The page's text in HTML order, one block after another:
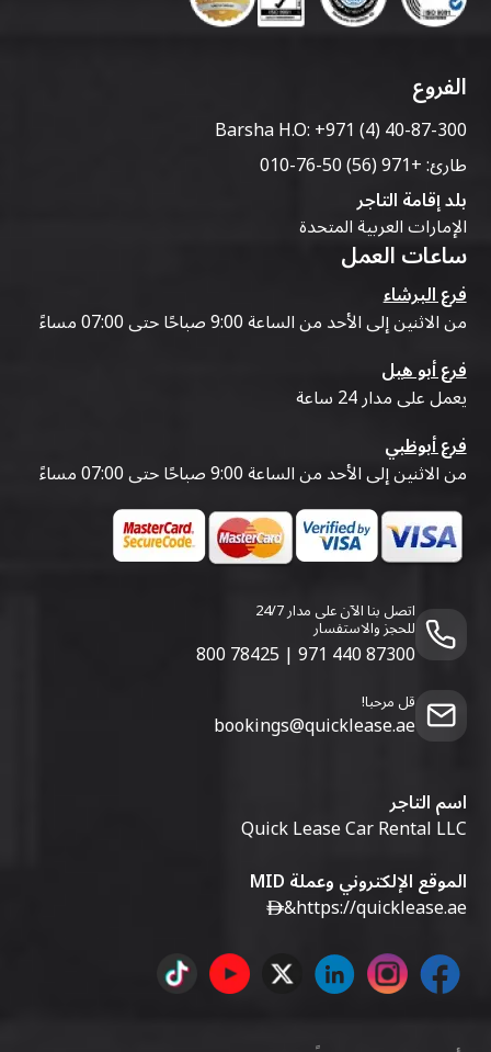
الفروع
Barsha H.O:+971 (4) 40-87-300
طارئ:+971 (56) 50-76-010
بلد إقامة التاجر
الإمارات العربية المتحدة
ساعات العمل
فرع البرشاء
من الاثنين إلى الأحد من الساعة 9:00 صباحًا حتى 07:00 مساءً
فرع أبو هيل
يعمل على مدار 24 ساعة
فرع أبوظبي
من الاثنين إلى الأحد من الساعة 9:00 صباحًا حتى 07:00 مساءً
اتصل بنا الآن على مدار 24/7
للحجز والاستفسار
800 78425 | 971 440 87300
قل مرحبا!
bookings@quicklease.ae
اسم التاجر
Quick Lease Car Rental LLC
الموقع الإلكتروني وعملة MID
https://quicklease.ae
&